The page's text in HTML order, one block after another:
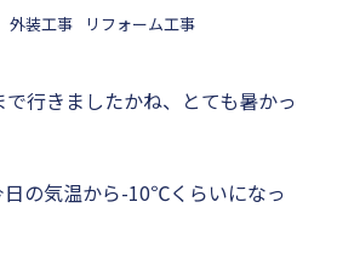
外装工事 リフォーム工事
行きましたかね、とても暑かっ
の気温から-10℃くらいになっ